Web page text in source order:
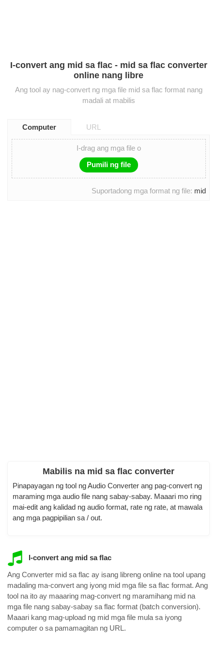
I-convert ang mid sa flac - mid sa flac converter
online nang libre
Ang tool ay nag-convert ng mga file mid sa flac format nang
madali at mabilis
Computer URL
I-drag ang mga file o
Pumili ng file
Suportadong mga format ng file: mid
Mabilis na mid sa flac converter
Pinapayagan ng tool ng Audio Converter ang pag-convert ng
maraming mga audio file nang sabay-sabay. Maaari mo ring
mai-edit ang kalidad ng audio format, rate ng rate, at mawala
ang mga pagpipilian sa / out.
I-convert ang mid sa flac
Ang Converter mid sa flac ay isang libreng online na tool upang
madaling ma-convert ang iyong mid mga file sa flac format. Ang
tool na ito ay maaaring mag-convert ng maramihang mid na
mga file nang sabay-sabay sa flac format (batch conversion).
Maaari kang mag-upload ng mid mga file mula sa iyong
computer o sa pamamagitan ng URL.